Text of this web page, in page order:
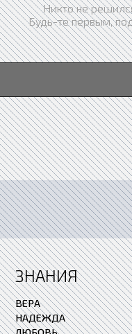
Никто не
Будь-те первым,
ЗНАНИЯ
ВЕРА
НАДЕЖДА